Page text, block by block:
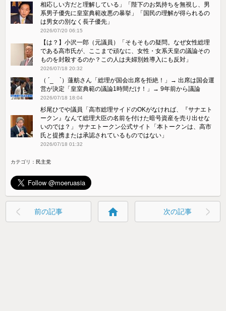
相応しい方だと理解している」「陛下のお気持ちを無視し、男
系男子優先に皇室典範改悪の暴挙」「国民の理解が得られるの
は男女の別なく長子優先」
2026/07/20 06:15
【は？】小沢一郎（元議員）「そもそもの疑問。なぜ女性総理
である高市氏が、ここまで頑なに、女性・女系天皇の議論その
ものを封殺するのか？この人は夫婦別姓導入にも反対」
2026/07/18 20:32
（ ´_ゝ`）蓮舫さん「総理が国会出席を拒絶！」→ 出席は国会運
営が決定「皇室典範の議論1時間だけ！」→ 9年前から議論
2026/07/18 18:04
杉尾ひでや議員「高市総理サイドのOKがなければ、『サナエト
ークン』なんて総理大臣の名前を付けた暗号資産を売り出せな
いのでは？」 サナエトークン公式サイト「本トークンは、高市
氏と提携または承認されているものではない」
2026/07/18 01:32
カテゴリ： 民主党
前の記事 home 次の記事